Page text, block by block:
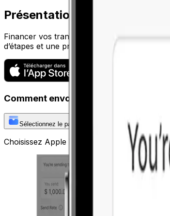
Présentation d’Apple Pay
Financer vos transferts vient de devenir
d’étapes et une protection maximale. Évitez
Comment envoyer avec Apple Pay
Sélectionnez le paiement avec « Apple Pay »
Choisissez Apple Pay comme méthode de